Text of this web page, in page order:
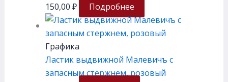
150,00 ₽ Подробнее
Графика
Ластик выдвижной Малевичъ с
запасным стержнем, розовый